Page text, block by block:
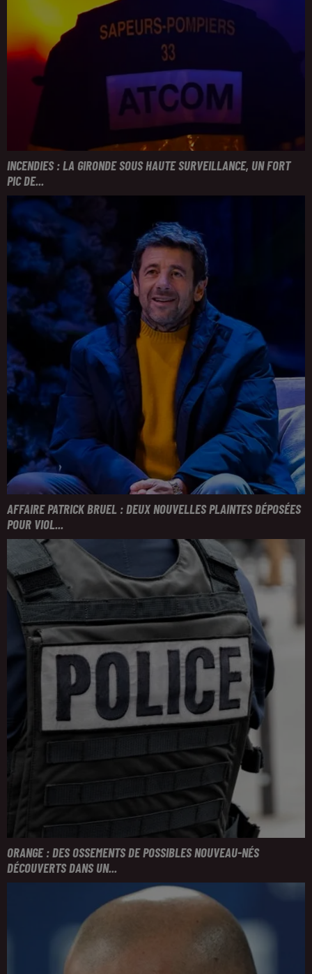
INCENDIES : LA GIRONDE SOUS HAUTE SURVEILLANCE, UN FORT
PIC DE...
AFFAIRE PATRICK BRUEL : DEUX NOUVELLES PLAINTES DÉPOSÉES
POUR VIOL...
ORANGE : DES OSSEMENTS DE POSSIBLES NOUVEAU-NÉS
DÉCOUVERTS DANS UN...